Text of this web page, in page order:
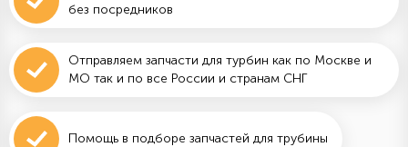
без посредников
Отправляем запчасти для турбин как по Москве и
МО так и по все России и странам СНГ
Помощь в подборе запчастей для трубины